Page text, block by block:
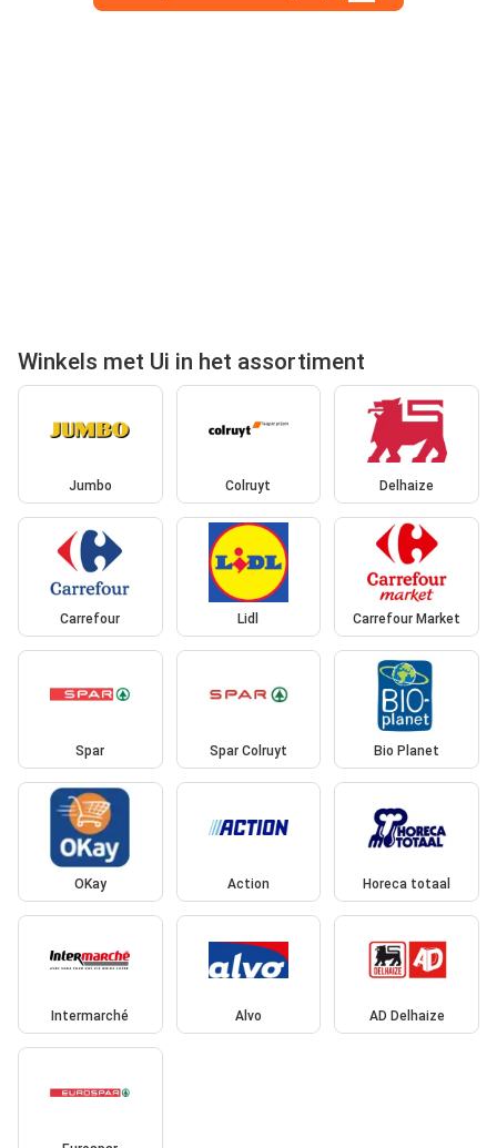
Winkels met Ui in het assortiment
Jumbo Colruyt Delhaize
Carrefour Lidl Carrefour Market
Spar Spar Colruyt Bio Planet
OKay Action Horeca totaal
Intermarché Alvo AD Delhaize